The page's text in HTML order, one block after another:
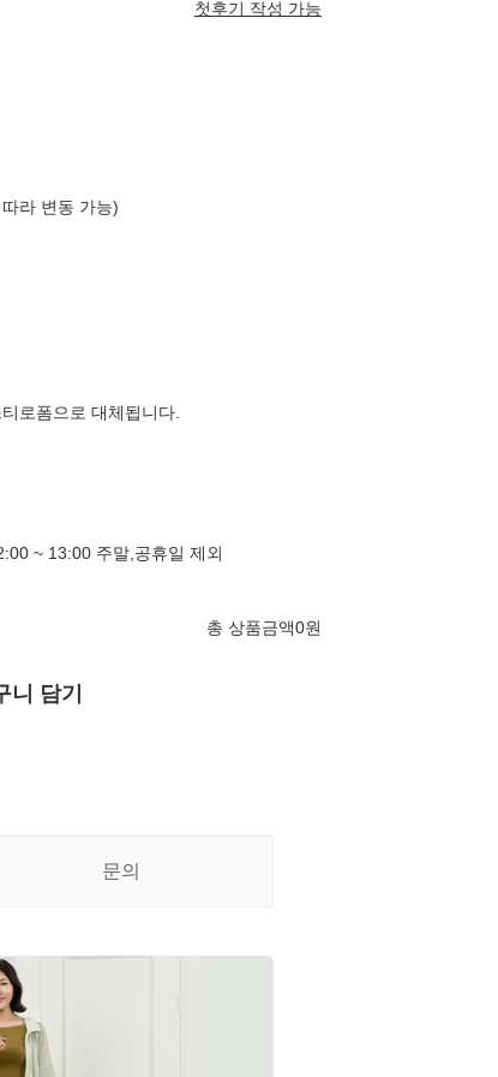
첫후기 작성 가능
라 변동 가능)
로폼으로 대체됩니다.
~ 13:00 주말,공휴일 제외
총 상품금액0원
니 담기
문의